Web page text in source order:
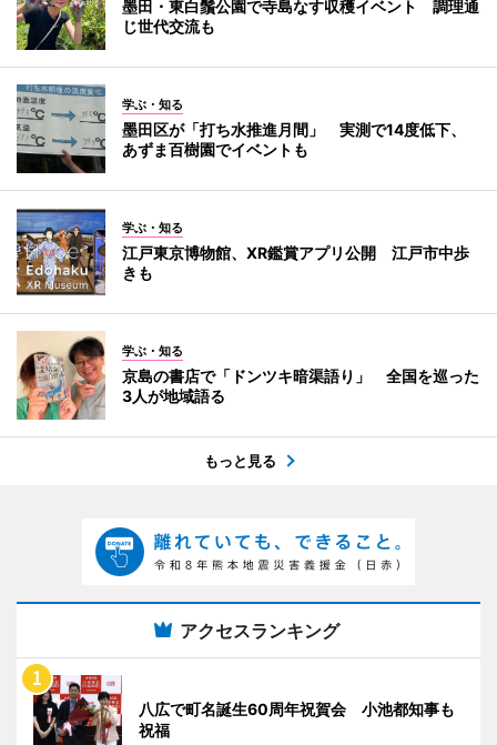
墨田・東白鬚公園で寺島なす収穫イベント 調理通
じ世代交流も
学ぶ・知る
墨田区が「打ち水推進月間」 実測で14度低下、
あずま百樹園でイベントも
学ぶ・知る
江戸東京博物館、XR鑑賞アプリ公開 江戸市中歩
きも
学ぶ・知る
京島の書店で「ドンツキ暗渠語り」 全国を巡った
3人が地域語る
もっと見る
アクセスランキング
八広で町名誕生60周年祝賀会 小池都知事も
祝福